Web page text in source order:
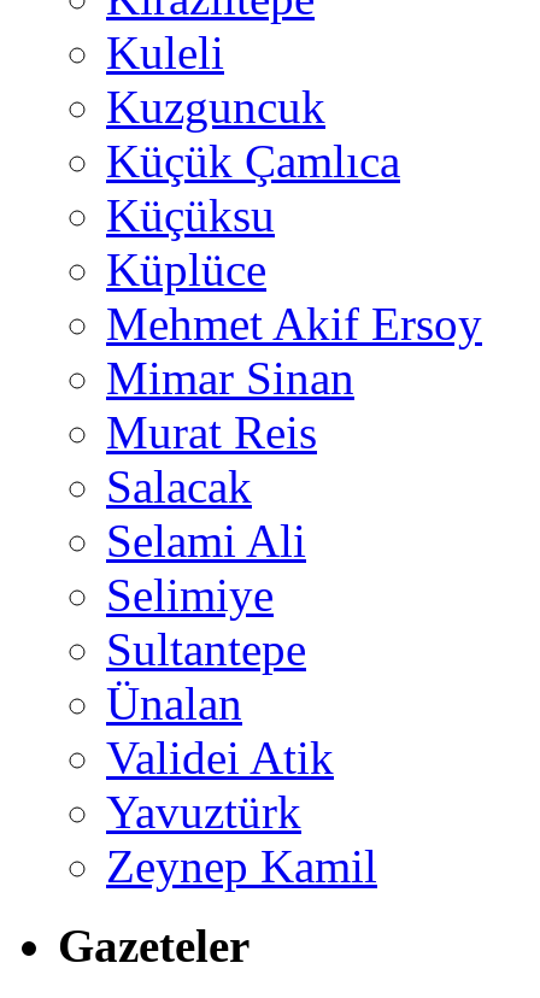
Kuleli
Kuzguncuk
Küçük Çamlıca
Küçüksu
Küplüce
Mehmet Akif Ersoy
Mimar Sinan
Murat Reis
Salacak
Selami Ali
Selimiye
Sultantepe
Ünalan
Validei Atik
Yavuztürk
Zeynep Kamil
Gazeteler